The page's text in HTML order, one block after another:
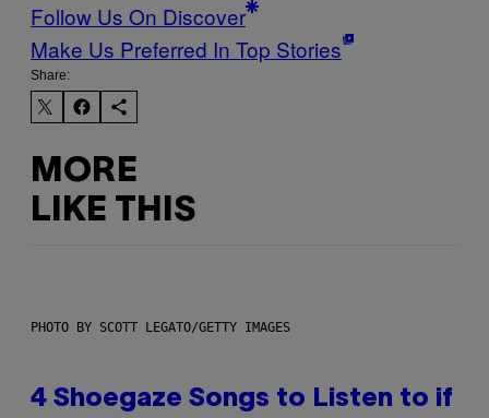
Follow Us On Discover
Make Us Preferred In Top Stories
Share:
MORE
LIKE THIS
PHOTO BY SCOTT LEGATO/GETTY IMAGES
4 Shoegaze Songs to Listen to if